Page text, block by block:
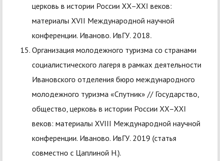
церковь в истории России XX–XXI веков:
материалы XVII Международной научной
конференции. Иваново. ИвГУ. 2018.
Организация молодежного туризма со странами
социалистического лагеря в рамках деятельности
Ивановского отделения бюро международного
молодежного туризма «Спутник» // Государство,
общество, церковь в истории России XX–XXI
веков: материалы XVIII Международной научной
конференции. Иваново. ИвГУ. 2019 (статья
совместно с Цаплиной Н.).